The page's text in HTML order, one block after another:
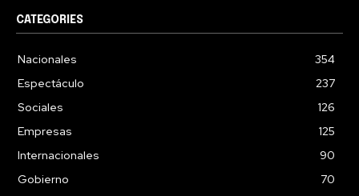
CATEGORIES
Nacionales
354
Espectáculo
237
Sociales
126
Empresas
125
Internacionales
90
Gobierno
70